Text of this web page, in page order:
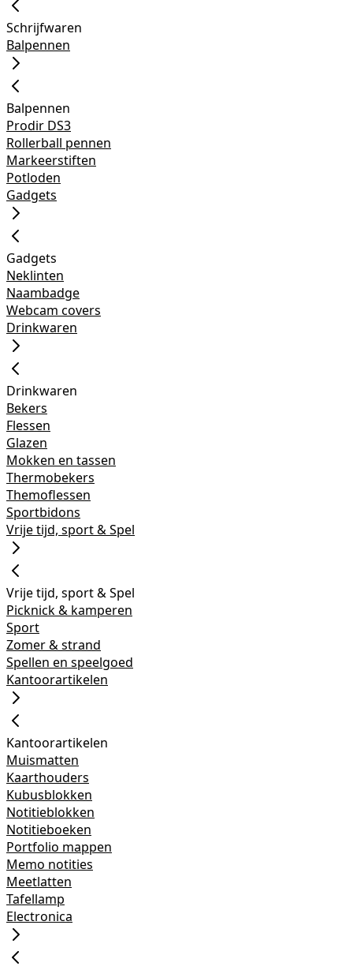
Schrijfwaren
Balpennen
Balpennen
Prodir DS3
Rollerball pennen
Markeerstiften
Potloden
Gadgets
Gadgets
Neklinten
Naambadge
Webcam covers
Drinkwaren
Drinkwaren
Bekers
Flessen
Glazen
Mokken en tassen
Thermobekers
Themoflessen
Sportbidons
Vrije tijd, sport & Spel
Vrije tijd, sport & Spel
Picknick & kamperen
Sport
Zomer & strand
Spellen en speelgoed
Kantoorartikelen
Kantoorartikelen
Muismatten
Kaarthouders
Kubusblokken
Notitieblokken
Notitieboeken
Portfolio mappen
Memo notities
Meetlatten
Tafellamp
Electronica